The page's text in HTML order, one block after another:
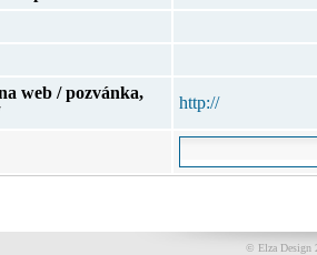
web / pozvánka,
http://
© Elza Design